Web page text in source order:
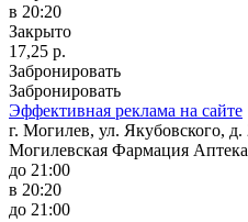
в 20:20
Закрыто
17,25 р.
Забронировать
Забронировать
Эффективная реклама на сайте
г. Могилев, ул. Якубовского, д.
Могилевская Фармация
до 21:00
в 20:20
до 21:00